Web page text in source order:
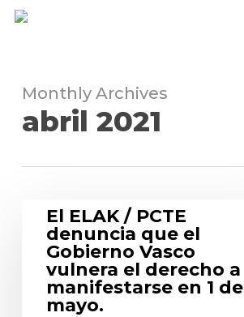
Skip
Monthly Archives
abril 2021
El ELAK / PCTE
denuncia que el
Gobierno Vasco
vulnera el derecho a
manifestarse en 1 de
mayo.